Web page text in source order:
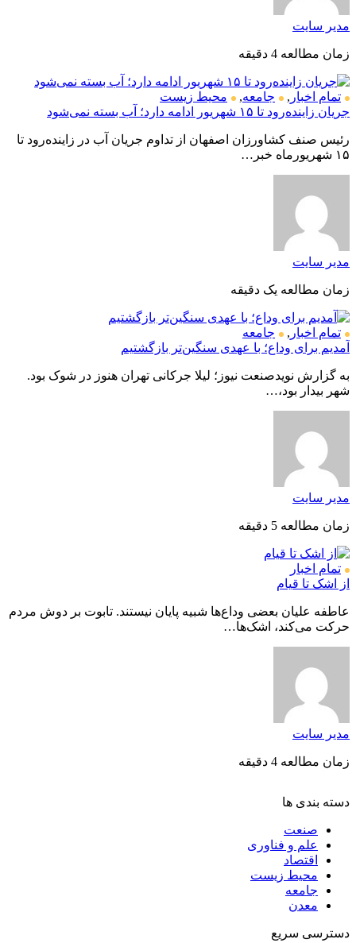
مدیر سایت
زمان مطالعه 4 دقیقه
تمام اخبار , جامعه,
محیط زیست
جریان زاینده‌رود تا ۱۵ شهریور ادامه دارد؛ آب بسته نمی‌شود
رئیس صنف کشاورزان اصفهان از تداوم جریان آب در زاینده‌رود تا
۱۵ شهریورماه خبر…
مدیر سایت
زمان مطالعه یک دقیقه
تمام اخبار ,
جامعه
آمدیم برای وداع؛ با عهدی سنگین‌تر بازگشتیم
به گزارش نویدصنعت نیوز؛ لیلا جرکانی تهران هنوز در شوک بود.
شهر بیدار بود،…
مدیر سایت
زمان مطالعه 5 دقیقه
تمام اخبار
از اشک تا قیام
عاطفه علیان بعضی وداع‌ها شبیه پایان نیستند. تابوت بر دوش مردم
حرکت می‌کند، اشک‌ها…
مدیر سایت
زمان مطالعه 4 دقیقه
دسته بندی ها
صنعت
علم و فناوری
اقتصاد
محیط زیست
جامعه
معدن
دسترسی سریع